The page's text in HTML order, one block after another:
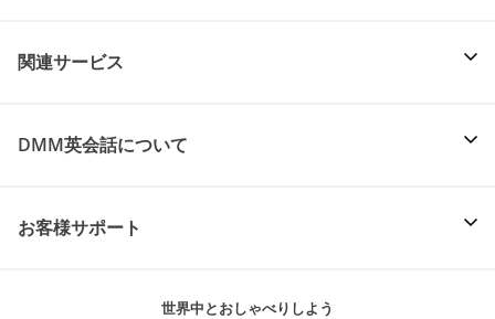
関連サービス
DMM英会話について
お客様サポート
世界中とおしゃべりしよう